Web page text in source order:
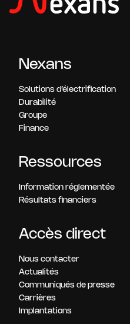
Nexans
Solutions d’électrification
Durabilité
Groupe
Finance
Ressources
Information réglementée
Résultats financiers
Accès direct
Nous contacter
Actualités
Communiqués de presse
Carrières
Implantations